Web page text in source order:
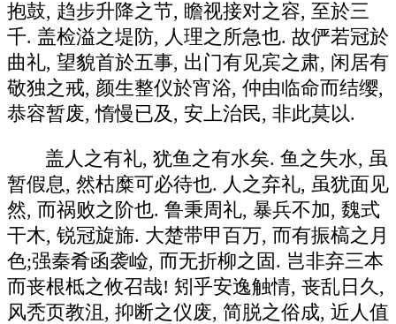
抱鼓, 趋步升降之节, 瞻视接对之容, 至於三
千. 盖检溢之堤防, 人理之所急也. 故俨若冠於
曲礼, 望貌首於五事, 出门有见宾之肃, 闲居有
敬独之戒, 颜生整仪於宵浴, 仲由临命而结缨,
恭容暂废, 惰慢已及, 安上治民, 非此莫以.
盖人之有礼, 犹鱼之有水矣. 鱼之失水, 虽
暂假息, 然枯糜可必待也. 人之弃礼, 虽犹面见
然, 而祸败之阶也. 鲁秉周礼, 暴兵不加, 魏式
干木, 锐冠旋旆. 大楚带甲百万, 而有振槁之月
色;强秦肴函袭崄, 而无折柳之固. 岂非弃三本
而丧根柢之攸召哉! 矧乎安逸触情, 丧乱日久,
风秃页教沮, 抑断之仪废, 简脱之俗成, 近人值